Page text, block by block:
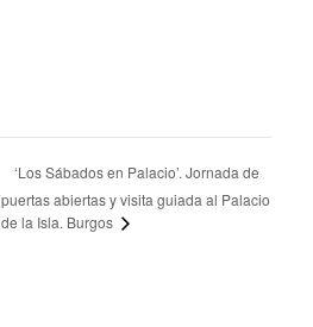
‘Los Sábados en Palacio’. Jornada de
puertas abiertas y visita guiada al Palacio
de la Isla. Burgos